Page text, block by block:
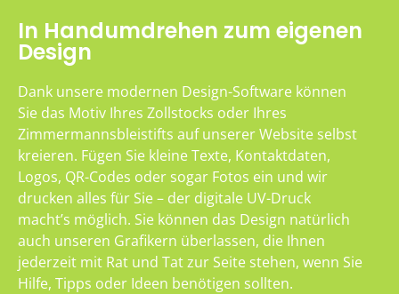
In Handumdrehen zum eigenen
Design
Dank unsere modernen Design-Software können
Sie das Motiv Ihres Zollstocks oder Ihres
Zimmermannsbleistifts auf unserer Website selbst
kreieren. Fügen Sie kleine Texte, Kontaktdaten,
Logos, QR-Codes oder sogar Fotos ein und wir
drucken alles für Sie – der digitale UV-Druck
macht’s möglich. Sie können das Design natürlich
auch unseren Grafikern überlassen, die Ihnen
jederzeit mit Rat und Tat zur Seite stehen, wenn Sie
Hilfe, Tipps oder Ideen benötigen sollten.